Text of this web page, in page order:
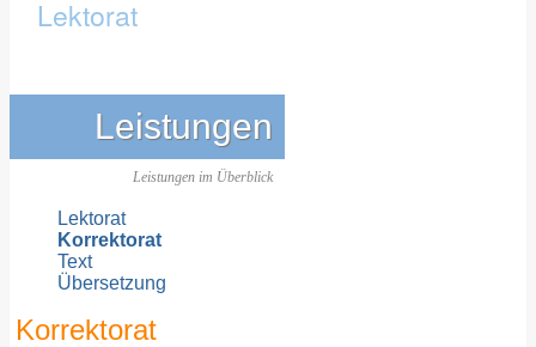
Leistungen
Leistungen im Überblick
Lektorat
Korrektorat
Text
Übersetzung
Korrektorat